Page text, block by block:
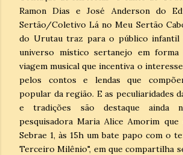
Ramon Dias e José Anderson do
Sertão/Coletivo Lá no Meu Sertão
do Urutau traz para o público infantil
universo místico sertanejo em forma
viagem musical que incentiva o
pelos contos e lendas que
popular da região. E as peculiaridades
e tradições são destaque ainda
pesquisadora Maria Alice Amorim que
Sebrae 1, às 15h um bate papo com o
Terceiro Milênio", em que compartilha